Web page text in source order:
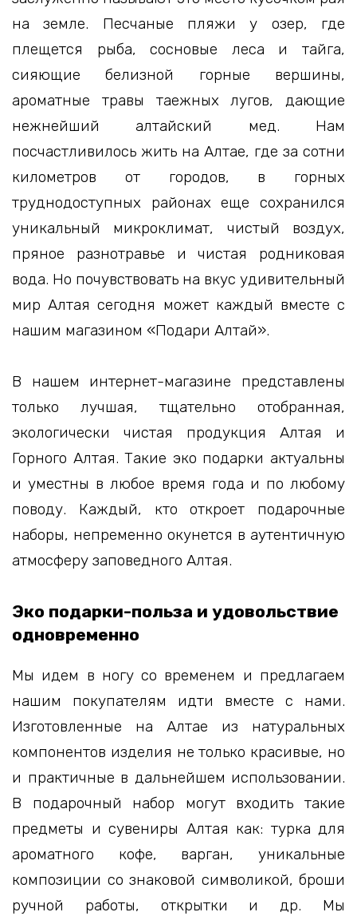
на земле. Песчаные пляжи у озер, где
плещется рыба, сосновые леса и тайга,
сияющие белизной горные вершины,
ароматные травы таежных лугов, дающие
нежнейший алтайский мед. Нам
посчастливилось жить на Алтае, где за сотни
километров от городов, в горных
труднодоступных районах еще сохранился
уникальный микроклимат, чистый воздух,
пряное разнотравье и чистая родниковая
вода. Но почувствовать на вкус удивительный
мир Алтая сегодня может каждый вместе с
нашим магазином «Подари Алтай».
В нашем интернет-магазине представлены
только лучшая, тщательно отобранная,
экологически чистая продукция Алтая и
Горного Алтая. Такие эко подарки актуальны
и уместны в любое время года и по любому
поводу. Каждый, кто откроет подарочные
наборы, непременно окунется в аутентичную
атмосферу заповедного Алтая.
Эко подарки-польза и удовольствие
одновременно
Мы идем в ногу со временем и предлагаем
нашим покупателям идти вместе с нами.
Изготовленные на Алтае из натуральных
компонентов изделия не только красивые, но
и практичные в дальнейшем использовании.
В подарочный набор могут входить такие
предметы и сувениры Алтая как: турка для
ароматного кофе, варган, уникальные
композиции со знаковой символикой, броши
ручной работы, открытки и др. Мы